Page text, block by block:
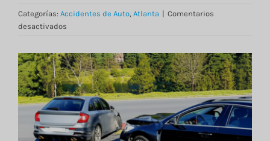
English
Categorías: Accidentes de Auto, Atlanta | Comentarios
desactivados
representación
legal
puede
maximizar
su
indemnización
en